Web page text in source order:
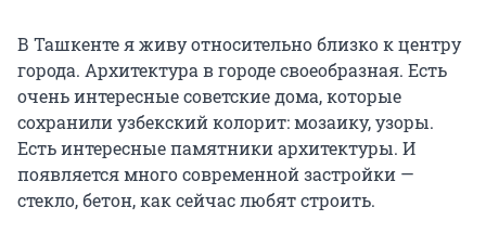
В Ташкенте я живу относительно близко к центру
города. Архитектура в городе своеобразная. Есть
очень интересные советские дома, которые
сохранили узбекский колорит: мозаику, узоры.
Есть интересные памятники архитектуры. И
появляется много современной застройки —
стекло, бетон, как сейчас любят строить.